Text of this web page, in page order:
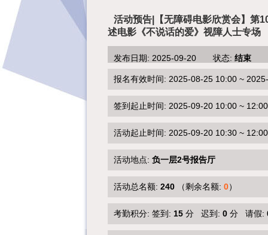
活动预告|【无障碍电影欣赏会】第
述电影《不说话的爱》视障人士专场
发布日期: 2025-09-20 状态: 结束
报名有效时间: 2025-08-25 10:00 ~
签到起止时间: 2025-09-20 10:00 ~ 12:00
活动起止时间: 2025-09-20 10:30 ~ 12:00
活动地点: 负一层2号报告厅
活动总名额: 240 （剩余名额: 0）
考勤积分: 签到: 15 分 迟到: 0 分 请假: